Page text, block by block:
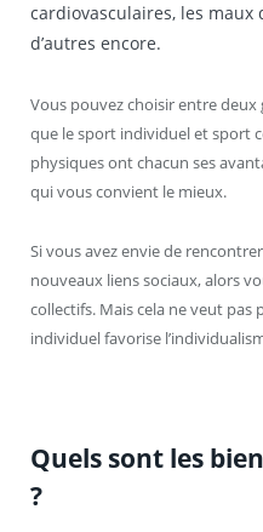
cardiovasculaires, les maux
d’autres encore.
Vous pouvez choisir entre
que le sport individuel et sport
physiques ont chacun ses
qui vous convient le mieux.
Si vous avez envie de
nouveaux liens sociaux, alors
collectifs. Mais cela ne veut
individuel favorise
Quels sont les
?